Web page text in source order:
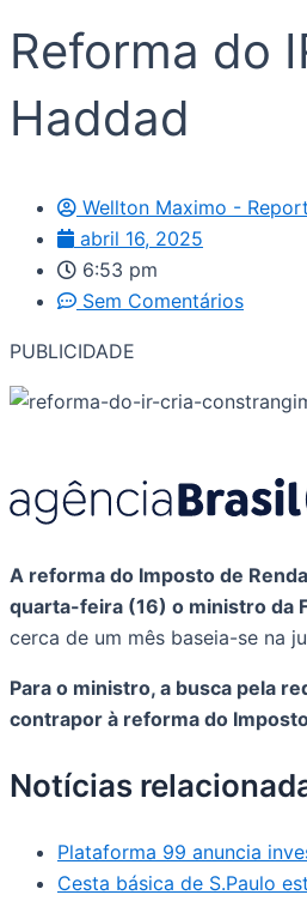
Reforma do
Haddad
Wellton Maximo -
abril 16, 2025
6:53 pm
Sem Comentários
PUBLICIDADE
A reforma do Imposto de
quarta-feira (16) o ministro da
cerca de um mês baseia-se na
Para o ministro, a busca pela
contrapor à reforma do
Notícias
Plataforma 99 anuncia
Cesta básica de S.Paulo